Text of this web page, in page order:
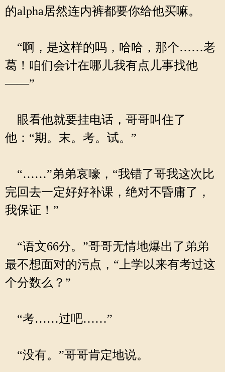
的alpha居然连内裤都要你给他买嘛。
“啊，是这样的吗，哈哈，那个……老
葛！咱们会计在哪儿我有点儿事找他
——”
眼看他就要挂电话，哥哥叫住了
他：“期。末。考。试。”
“……”弟弟哀嚎，“我错了哥我这次比
完回去一定好好补课，绝对不昏庸了，
我保证！”
“语文66分。”哥哥无情地爆出了弟弟
最不想面对的污点，“上学以来有考过这
个分数么？”
“考……过吧……”
“没有。”哥哥肯定地说。